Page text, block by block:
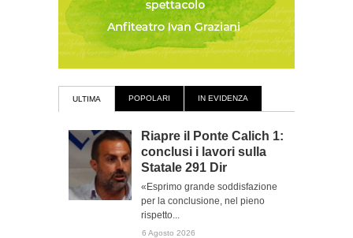
ULTIMA POPOLARI IN EVIDENZA
Riapre il Ponte Calich 1:
conclusi i lavori sulla
Statale 291 Dir
«Esprimo grande soddisfazione
per la conclusione, nel pieno
rispetto...
6 Agosto 2026